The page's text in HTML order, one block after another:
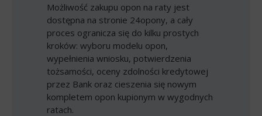
Możliwość zakupu opon na raty jest
dostępna na stronie 24opony, a cały
proces ogranicza się do kilku prostych
kroków: wyboru modelu opon,
wypełnienia wniosku, potwierdzenia
tożsamości, oceny zdolności kredytowej
przez Bank oraz cieszenia się nowym
kompletem opon kupionym w wygodnych
ratach.